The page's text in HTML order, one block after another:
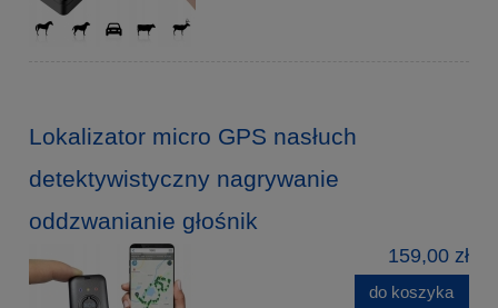
Lokalizator micro GPS nasłuch
detektywistyczny nagrywanie
oddzwanianie głośnik
159,00 zł
do koszyka